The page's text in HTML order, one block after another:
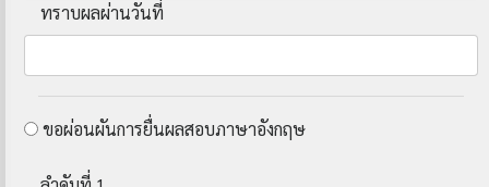
ทราบผลผ่านวันที่
ขอผ่อนผันการยื่นผลสอบภาษาอังกฤษ